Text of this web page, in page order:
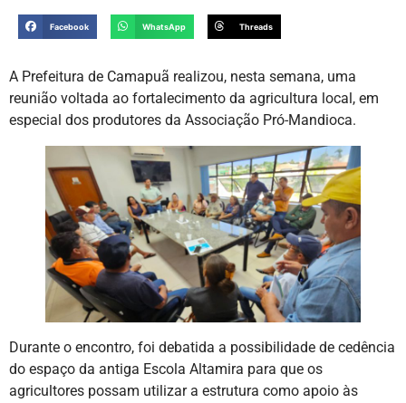
Facebook WhatsApp Threads
A Prefeitura de Camapuã realizou, nesta semana, uma
reunião voltada ao fortalecimento da agricultura local, em
especial dos produtores da Associação Pró-Mandioca.
Durante o encontro, foi debatida a possibilidade de cedência
do espaço da antiga Escola Altamira para que os
agricultores possam utilizar a estrutura como apoio às